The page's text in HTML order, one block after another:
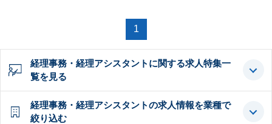
1
経理事務・経理アシスタントに関する求人特集一
覧を見る
経理事務・経理アシスタントの求人情報を業種で
絞り込む